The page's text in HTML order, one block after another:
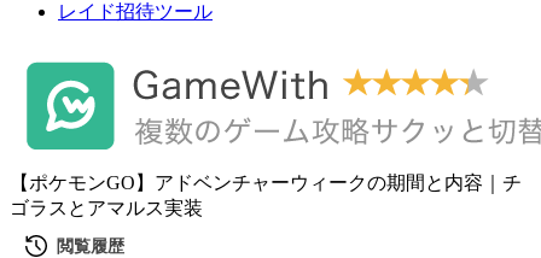
レイド招待ツール
【ポケモンGO】アドベンチャーウィークの期間と内容｜チ
ゴラスとアマルス実装